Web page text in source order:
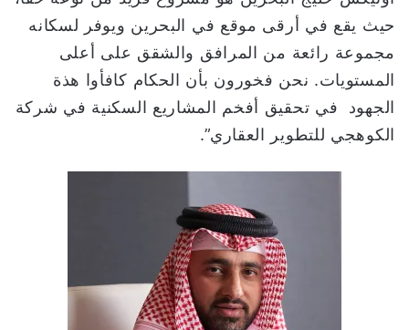
حيث يقع في أرقى موقع في البحرين ويوفر لسكانه
مجموعة رائعة من المرافق والشقق على أعلى
المستويات. نحن فخورون بأن الحكام كافأوا هذة
الجهود في تحقيق أفخم المشاريع السكنية في شركة
الكوهجي للتطوير العقاري”.